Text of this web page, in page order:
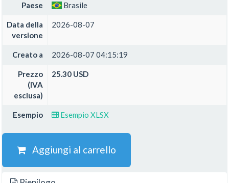
Paese Brasile
Data della
versione
2026-08-07
Creato a 2026-08-07 04:15:19
Prezzo
(IVA
esclusa)
25.30 USD
Esempio Esempio XLSX
Aggiungi al carrello